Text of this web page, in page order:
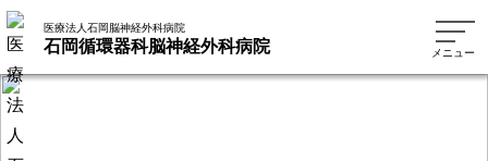
医療法人石岡脳神経外科病院
石岡循環器科脳神経外科病院 メニュー